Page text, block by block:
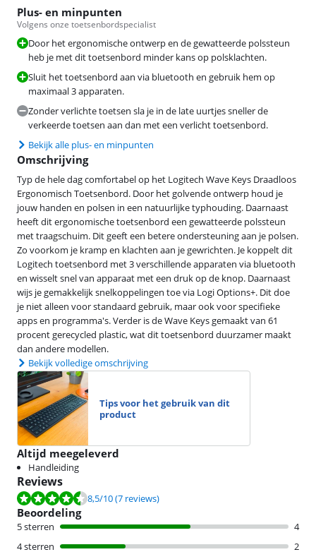
Plus- en minpunten
Volgens onze toetsenbordspecialist
Door het ergonomische ontwerp en de gewatteerde polssteun
heb je met dit toetsenbord minder kans op polsklachten.
Sluit het toetsenbord aan via bluetooth en gebruik hem op
maximaal 3 apparaten.
Zonder verlichte toetsen sla je in de late uurtjes sneller de
verkeerde toetsen aan dan met een verlicht toetsenbord.
Bekijk alle plus- en minpunten
Omschrijving
Typ de hele dag comfortabel op het Logitech Wave Keys Draadloos
Ergonomisch Toetsenbord. Door het golvende ontwerp houd je
jouw handen en polsen in een natuurlijke typhouding. Daarnaast
heeft dit ergonomische toetsenbord een gewatteerde polssteun
met traagschuim. Dit geeft een betere ondersteuning aan je polsen.
Zo voorkom je kramp en klachten aan je gewrichten. Je koppelt dit
Logitech toetsenbord met 3 verschillende apparaten via bluetooth
en wisselt snel van apparaat met een druk op de knop. Daarnaast
wijs je gemakkelijk snelkoppelingen toe via Logi Options+. Dit doe
je niet alleen voor standaard gebruik, maar ook voor specifieke
apps en programma's. Verder is de Wave Keys gemaakt van 61
procent gerecycled plastic, wat dit toetsenbord duurzamer maakt
dan andere modellen.
Bekijk volledige omschrijving
Tips voor het gebruik van dit
product
Altijd meegeleverd
Handleiding
Reviews
Beoordeling is 8,5 van de 10, gebaseerd op 7 reviews.
8,5/10(7 reviews)
Beoordeling
5 sterren
4
4 sterren
2